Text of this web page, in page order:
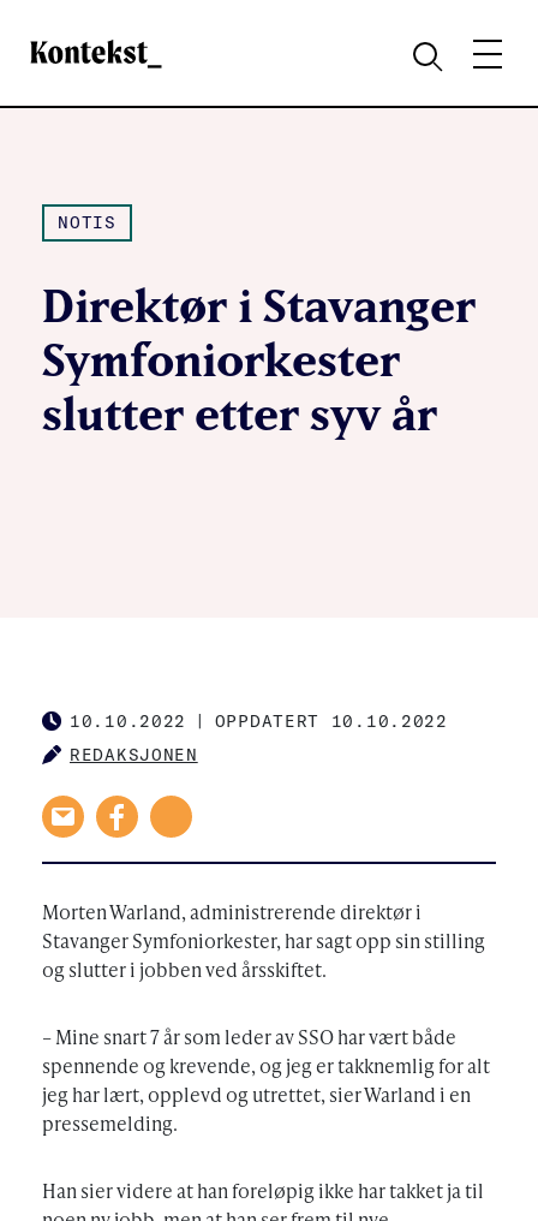
Kontekst
SØKMENY
NOTIS
Direktør i Stavanger
Symfoniorkester
slutter etter syv år
PUBLISHED
10.10.2022 OPPDATERT 10.10.2022
AUTHOR
REDAKSJONEN
Morten Warland, administrerende direktør i
Stavanger Symfoniorkester, har sagt opp sin stilling
og slutter i jobben ved årsskiftet.
– Mine snart 7 år som leder av SSO har vært både
spennende og krevende, og jeg er takknemlig for alt
jeg har lært, opplevd og utrettet, sier Warland i en
pressemelding.
Han sier videre at han foreløpig ikke har takket ja til